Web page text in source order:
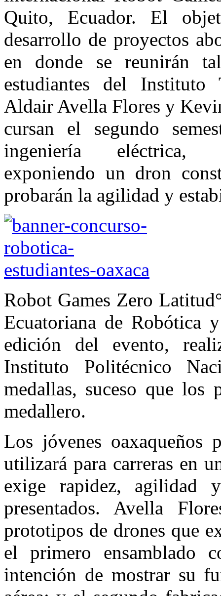
Quito, Ecuador. El
desarrollo de proyectos
en donde se reunirán
estudiantes del Instituto
Aldair Avella Flores y
cursan el segundo
ingeniería eléctrica,
exponiendo un dron
probarán la agilidad y
Robot Games Zero
Ecuatoriana de Robótica
edición del evento,
Instituto Politécnico
medallas, suceso que
medallero.
Los jóvenes oaxaqueños
utilizará para carreras en
exige rapidez, agilidad
presentados. Avella
prototipos de drones que
el primero ensamblado
intención de mostrar su